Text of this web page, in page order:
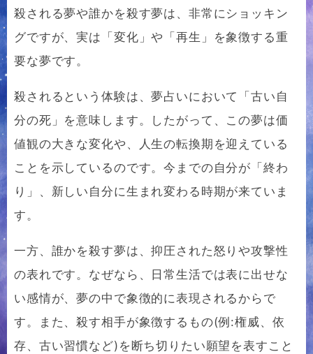
殺される夢や誰かを殺す夢は、非常にショッキン
グですが、実は「変化」や「再生」を象徴する重
要な夢です。
殺されるという体験は、夢占いにおいて「古い自
分の死」を意味します。したがって、この夢は価
値観の大きな変化や、人生の転換期を迎えている
ことを示しているのです。今までの自分が「終わ
り」、新しい自分に生まれ変わる時期が来ていま
す。
一方、誰かを殺す夢は、抑圧された怒りや攻撃性
の表れです。なぜなら、日常生活では表に出せな
い感情が、夢の中で象徴的に表現されるからで
す。また、殺す相手が象徴するもの(例:権威、依
存、古い習慣など)を断ち切りたい願望を表すこと